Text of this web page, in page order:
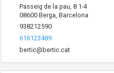
Passeig de la pau, 8 1-4
08600 Berga, Barcelona
938212590
616123489
bertic@bertic.cat